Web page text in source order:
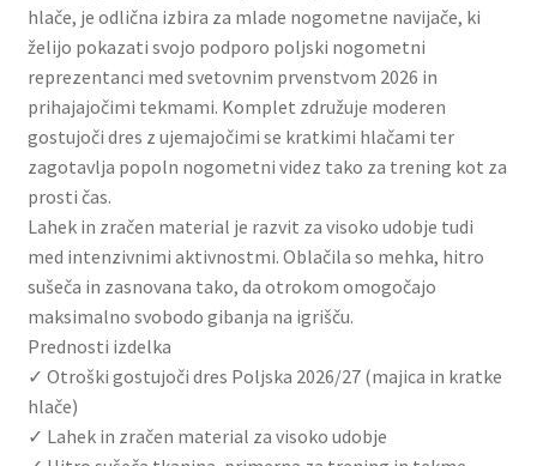
hlače, je odlična izbira za mlade nogometne navijače, ki
želijo pokazati svojo podporo poljski nogometni
reprezentanci med svetovnim prvenstvom 2026 in
prihajajočimi tekmami. Komplet združuje moderen
gostujoči dres z ujemajočimi se kratkimi hlačami ter
zagotavlja popoln nogometni videz tako za trening kot za
prosti čas.
Lahek in zračen material je razvit za visoko udobje tudi
med intenzivnimi aktivnostmi. Oblačila so mehka, hitro
sušeča in zasnovana tako, da otrokom omogočajo
maksimalno svobodo gibanja na igrišču.
Prednosti izdelka
✓ Otroški gostujoči dres Poljska 2026/27 (majica in kratke
hlače)
✓ Lahek in zračen material za visoko udobje